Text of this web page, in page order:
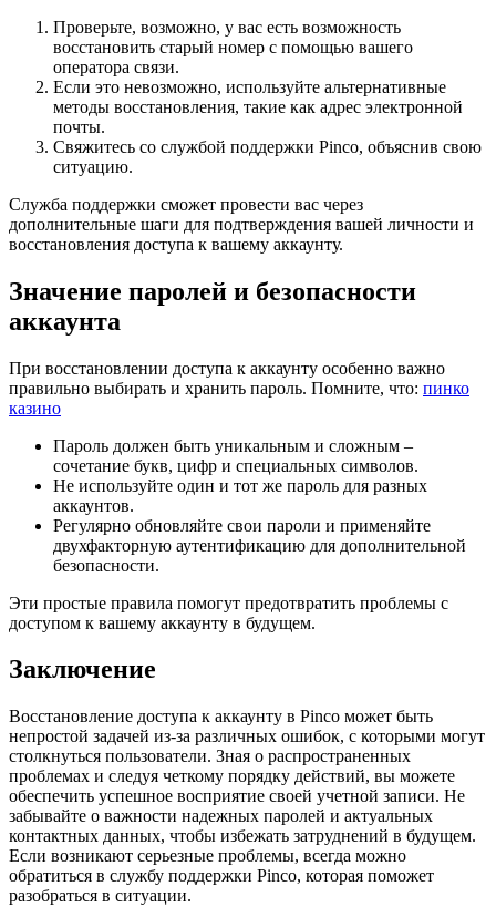
Проверьте, возможно, у вас есть возможность
восстановить старый номер с помощью вашего
оператора связи.
Если это невозможно, используйте альтернативные
методы восстановления, такие как адрес электронной
почты.
Свяжитесь со службой поддержки Pinco, объяснив свою
ситуацию.
Служба поддержки сможет провести вас через
дополнительные шаги для подтверждения вашей личности и
восстановления доступа к вашему аккаунту.
Значение паролей и безопасности
аккаунта
При восстановлении доступа к аккаунту особенно важно
правильно выбирать и хранить пароль. Помните, что: пинко
казино
Пароль должен быть уникальным и сложным –
сочетание букв, цифр и специальных символов.
Не используйте один и тот же пароль для разных
аккаунтов.
Регулярно обновляйте свои пароли и применяйте
двухфакторную аутентификацию для дополнительной
безопасности.
Эти простые правила помогут предотвратить проблемы с
доступом к вашему аккаунту в будущем.
Заключение
Восстановление доступа к аккаунту в Pinco может быть
непростой задачей из-за различных ошибок, с которыми могут
столкнуться пользователи. Зная о распространенных
проблемах и следуя четкому порядку действий, вы можете
обеспечить успешное восприятие своей учетной записи. Не
забывайте о важности надежных паролей и актуальных
контактных данных, чтобы избежать затруднений в будущем.
Если возникают серьезные проблемы, всегда можно
обратиться в службу поддержки Pinco, которая поможет
разобраться в ситуации.